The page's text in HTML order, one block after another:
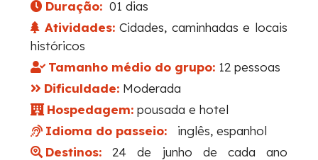
Duração: 01 dias
Atividades:Cidades, caminhadas e locais
históricos
Tamanho médio do grupo: 12 pessoas
Dificuldade: Moderada
Hospedagem: pousada e hotel
Idioma do passeio:
inglês, espanhol
Destinos:24 de junho de cada ano